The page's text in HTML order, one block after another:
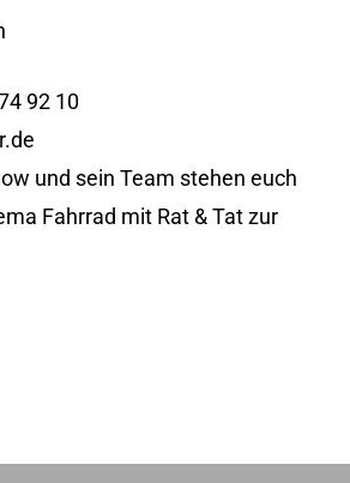
92 10
und sein Team stehen euch
Fahrrad mit Rat & Tat zur